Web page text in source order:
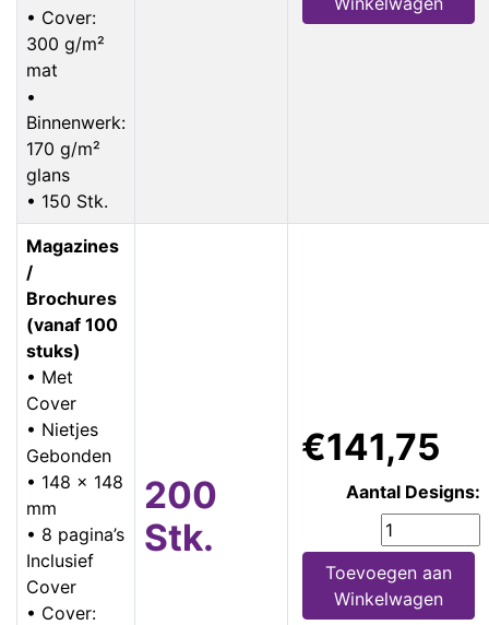
• Cover:
300 g/m²
mat
•
Binnenwerk:
170 g/m²
glans
• 150 Stk.
Magazines
/
Brochures
(vanaf 100
stuks)
• Met
Cover
• Nietjes
Gebonden
• 148 x 148
mm
• 8 pagina’s
Inclusief
Cover
• Cover:
200
Stk.
€141,75
Aantal Designs:
Toevoegen aan
Winkelwagen